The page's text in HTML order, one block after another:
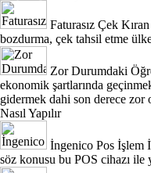
Faturasız Çek
bozdurma, çek tahsil etme
Zor Durumdaki
ekonomik şartlarında
gidermek dahi son derece zor
Nasıl Yapılır
İngenico Pos İşlem
söz konusu bu POS cihazı